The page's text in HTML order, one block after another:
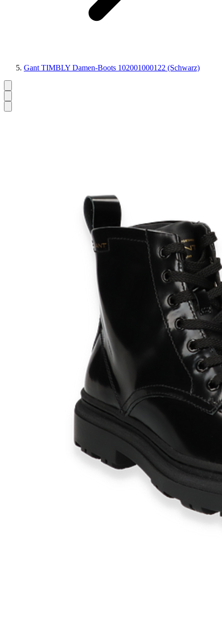
Gant TIMBLY Damen-Boots 102001000122 (Schwarz)